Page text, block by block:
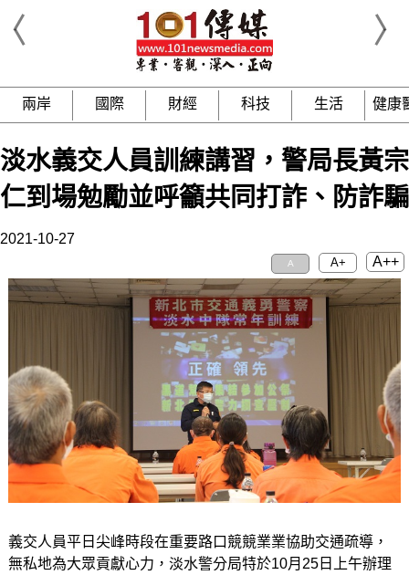
兩岸 國際 財經 科技 生活 健康
淡水義交人員訓練講習，警局長黃宗
仁到場勉勵並呼籲共同打詐、防詐騙
2021-10-27
A A+ A++
義交人員平日尖峰時段在重要路口競競業業協助交通疏導，
無私地為大眾貢獻心力，淡水警分局特於10月25日上午辦理